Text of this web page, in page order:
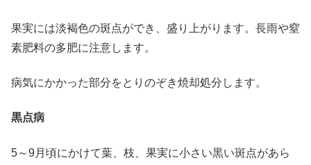
果実には淡褐色の斑点ができ、盛り上がります。長雨や窒
素肥料の多肥に注意します。
病気にかかった部分をとりのぞき焼却処分します。
黒点病
5～9月頃にかけて葉、枝、果実に小さい黒い斑点があら